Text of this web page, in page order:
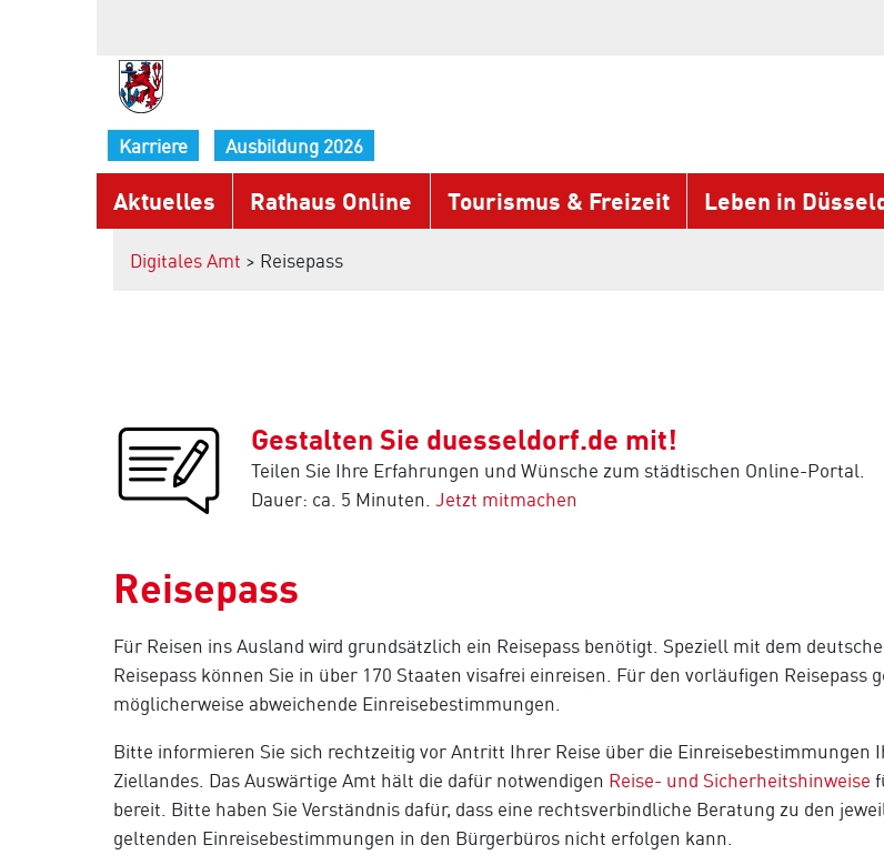
Karriere Ausbildung 2026
Aktuelles Rathaus Online Tourismus & Freizeit Leben in
Digitales Amt > Reisepass
Gestalten Sie duesseldorf.de mit!
Teilen Sie Ihre Erfahrungen und Wünsche zum städtischen Online-Portal.
Dauer: ca. 5 Minuten. Jetzt mitmachen
Reisepass
Für Reisen ins Ausland wird grundsätzlich ein Reisepass benötigt. Speziell mit dem
Reisepass können Sie in über 170 Staaten visafrei einreisen. Für den vorläufigen Reisepass
möglicherweise abweichende Einreisebestimmungen.
Bitte informieren Sie sich rechtzeitig vor Antritt Ihrer Reise über die Einreisebestimmungen
Ziellandes. Das Auswärtige Amt hält die dafür notwendigen Reise- und Sicherheitshinweise
bereit. Bitte haben Sie Verständnis dafür, dass eine rechtsverbindliche Beratung zu den
geltenden Einreisebestimmungen in den Bürgerbüros nicht erfolgen kann.